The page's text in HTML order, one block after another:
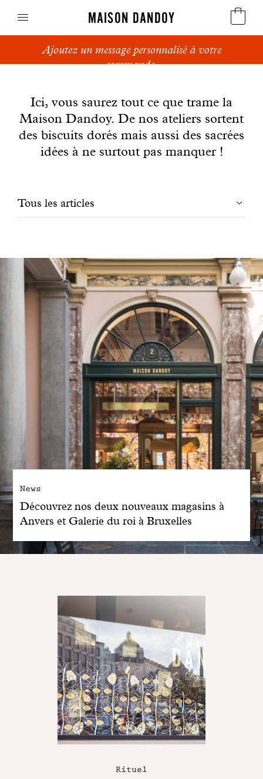
MAISON DANDOY
Speculoos
Pains sucrés
Gâteaux
Engagé avec bon sens
Manifesto
Dandoy Family
Boutiques
Mon compte
E-Shop
Ajoutez un message personnalisé à votre
commande.
Ici, vous saurez tout ce que trame la
Maison Dandoy. De nos ateliers sortent
des biscuits dorés mais aussi des sacrées
idées à ne surtout pas manquer !
Filtrer
Tous les articles
News
Découvrez nos deux nouveaux magasins à
Anvers et Galerie du roi à Bruxelles
Rituel